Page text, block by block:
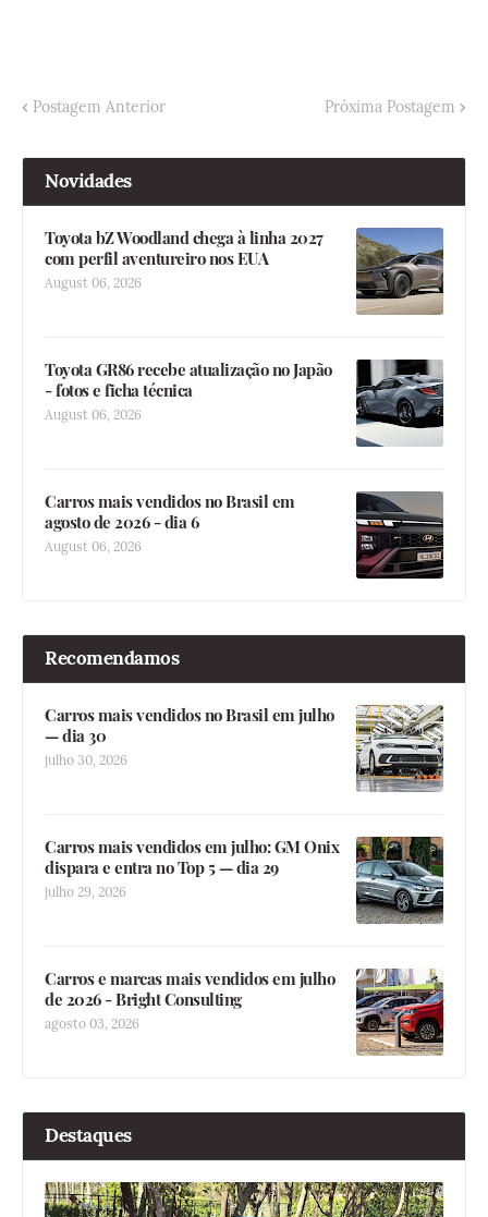
Postagem Anterior Próxima Postagem
Novidades
Toyota bZ Woodland chega à linha 2027
com perfil aventureiro nos EUA
August 06, 2026
Toyota GR86 recebe atualização no Japão
- fotos e ficha técnica
August 06, 2026
Carros mais vendidos no Brasil em
agosto de 2026 - dia 6
August 06, 2026
Recomendamos
Carros mais vendidos no Brasil em julho
— dia 30
julho 30, 2026
Carros mais vendidos em julho: GM Onix
dispara e entra no Top 5 — dia 29
julho 29, 2026
Carros e marcas mais vendidos em julho
de 2026 - Bright Consulting
agosto 03, 2026
Destaques